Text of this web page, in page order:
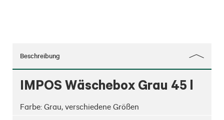
Beschreibung
IMPOS Wäschebox Grau 45 l
Farbe: Grau, verschiedene Größen